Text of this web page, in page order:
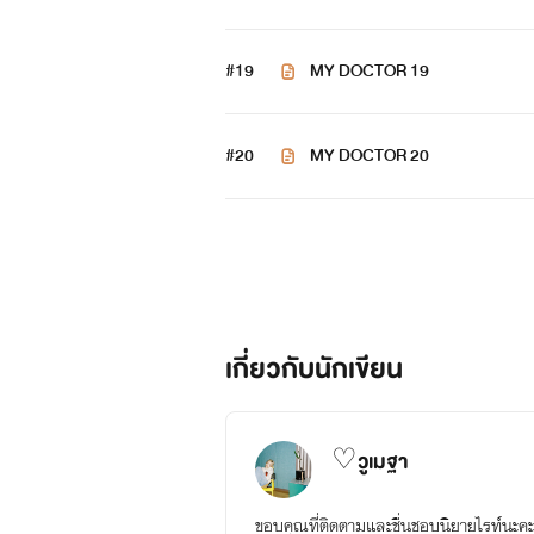
#19 MY DOCTOR 19
#20 MY DOCTOR 20
เกี่ยวกับนักเขียน
♡วูเมฐา
ขอบคุณที่ติดตามและชื่นชอบนิยายไรท์น